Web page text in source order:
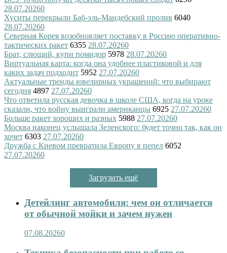
28.07.20260
Хуситы перекрыли Баб-эль-Мандебский пролив 6040
28.07.20260
Северная Корея возобновляет поставку в Россию оперативно-
тактических ракет 6355 28.07.20260
Брат, слющий, купи помидор 5978 28.07.20260
Виртуальная карта: когда она удобнее пластиковой и для
каких задач подходит 5952 27.07.20260
Актуальные тренды ювелирных украшений: что выбирают
сегодня 4897 27.07.20260
Что ответила русская девочка в школе США, когда на уроке
сказали, что войну выиграли американцы 6925 27.07.20260
Больше ракет хороших и разных 5988 27.07.20260
Москва наконец услышала Зеленского: будет точно так, как он
хочет 6303 27.07.20260
Дружба с Киевом превратила Европу в пепел 6052
27.07.20260
Загрузить ещё
Детейлинг автомобиля: чем он отличается
от обычной мойки и зачем нужен
07.08.20260